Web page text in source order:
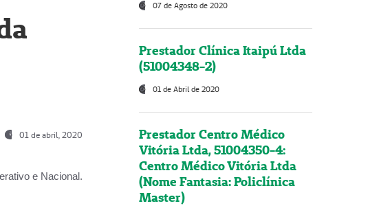
01 de abril, 2020
e Nacional.
07 de Agosto de 2020
Prestador Clínica Itaipú Ltda
(51004348-2)
01 de Abril de 2020
Prestador Centro Médico
Vitória Ltda, 51004350-4:
Centro Médico Vitória Ltda
(Nome Fantasia: Policlínica
Master)